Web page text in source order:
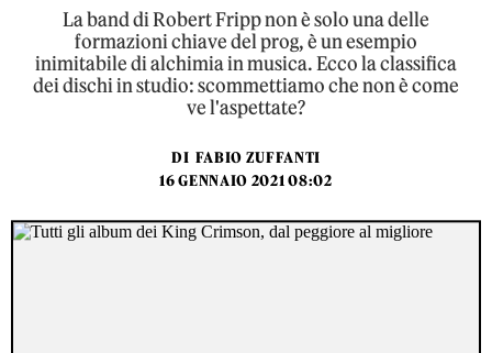
La band di Robert Fripp non è solo una delle
formazioni chiave del prog, è un esempio
inimitabile di alchimia in musica. Ecco la classifica
dei dischi in studio: scommettiamo che non è come
ve l'aspettate?
DI FABIO ZUFFANTI
16 GENNAIO 2021 08:02